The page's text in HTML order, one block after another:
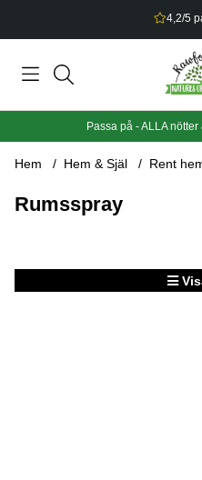
4,2/5
Passa på - ALLA
Hem Hem & Själ Rent
Rumsspray